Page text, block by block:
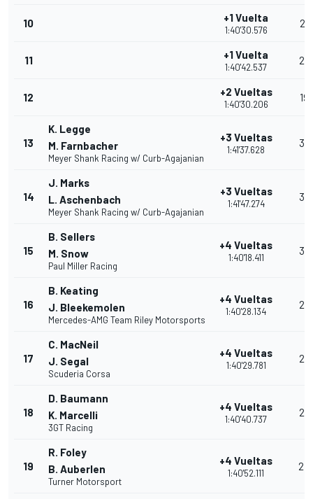
10 +1 Vuelta
1:40'30.576
21
11 +1 Vuelta
1:40'42.537
20
12 +2 Vueltas
1:40'30.206
19
13
K. Legge
M. Farnbacher
Meyer Shank Racing w/ Curb-Agajanian
+3 Vueltas
1:41'37.628
35
14
J. Marks
L. Aschenbach
Meyer Shank Racing w/ Curb-Agajanian
+3 Vueltas
1:41'47.274
32
15
B. Sellers
M. Snow
Paul Miller Racing
+4 Vueltas
1:40'18.411
30
16
B. Keating
J. Bleekemolen
Mercedes-AMG Team Riley Motorsports
+4 Vueltas
1:40'28.134
28
17
C. MacNeil
J. Segal
Scuderia Corsa
+4 Vueltas
1:40'29.781
26
18
D. Baumann
K. Marcelli
3GT Racing
+4 Vueltas
1:40'40.737
25
19
R. Foley
B. Auberlen
Turner Motorsport
+4 Vueltas
1:40'52.111
24